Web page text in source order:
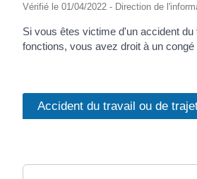
Vérifié le 01/04/2022 - Direction de
Si vous êtes victime d'un accident
fonctions, vous avez droit à un
Accident du travail ou de